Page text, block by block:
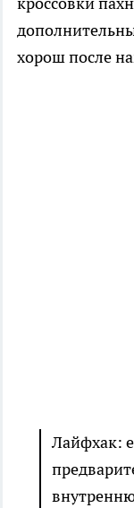
хорош после
Лайфхак: